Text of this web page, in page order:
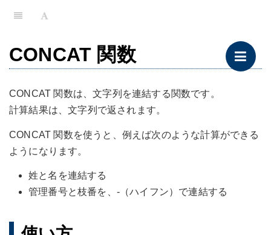
CONCAT 関数
CONCAT 関数は、文字列を連結する関数です。
計算結果は、文字列で返されます。
CONCAT 関数を使うと、例えば次のような計算ができる
ようになります。
姓と名を連結する
管理番号と枝番を、-（ハイフン）で連結する